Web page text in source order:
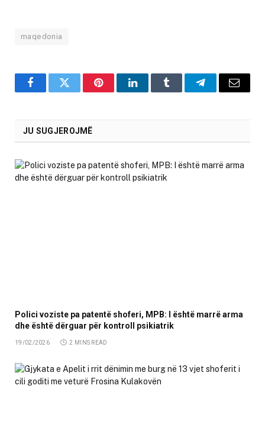
maqedonia
FacebookTwitter PinterestLinkedInTumblr TelegramEmail
JU SUGJEROJMË
Polici voziste pa patentë shoferi, MPB: I është marrë arma
dhe është dërguar për kontroll psikiatrik
19/02/2026 2 MINS READ